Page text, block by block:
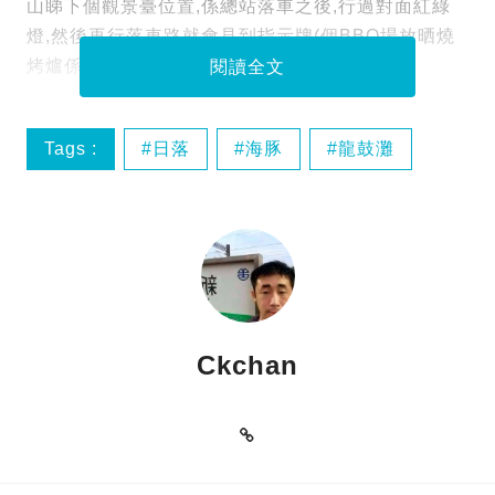
山睇下個觀景臺位置,係總站落車之後,行過對面紅綠
燈,然後再行落車路就會見到指示牌(個BBQ場放晒燒
烤爐係條車路度)
閱讀全文
Tags : 日落 海豚 龍鼓灘
Ckchan